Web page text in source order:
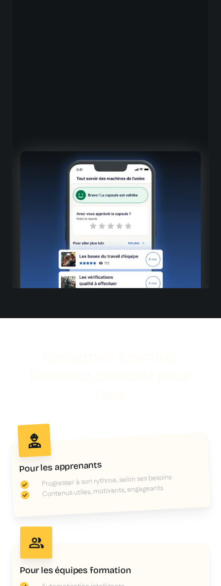
Recommandation intelligente
En fin de capsule
Propositions personnalisées de contenus à suivre
Thématique + profil métier + historique de formation
Pour les apprenants
Progresser à son rythme, selon ses besoins
Contenus utiles, motivants, engageants
Pour les équipes formation